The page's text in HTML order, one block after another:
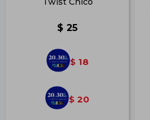
$ 25
$ 18
$ 20